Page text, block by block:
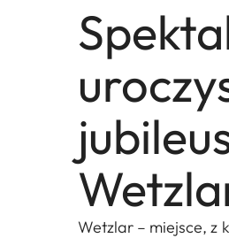
Wetzlar – miejsce, z